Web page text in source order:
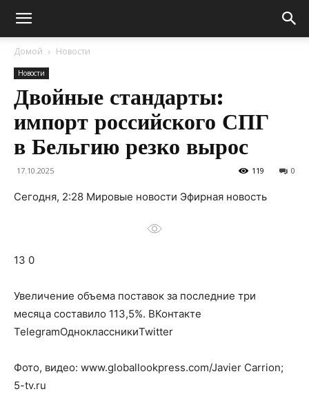
Домой Новости
Новости
Двойные стандарты:
импорт российского СПГ
в Бельгию резко вырос
17.10.2025 0
119
Сегодня, 2:28 Мировые новости Эфирная новость
13 0
Увеличение объема поставок за последние три
месяца составило 113,5%. ВКонтакте
TelegramОдноклассникиTwitter
Фото, видео: www.globallookpress.com/Javier Carrion;
5-tv.ru